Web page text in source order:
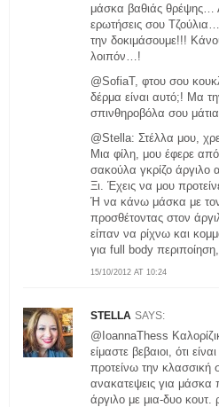
15/10/2012 AT 10:24
μάσκα βαθιάς θρέψης…
ερωτήσεις σου
την δοκιμάσουμε!!!
λοιπόν…!
@SofiaT, φτου σου
δέρμα είναι αυτό;! Μα
σπινθηροβόλα σου
@Stella: Στέλλα μου,
Μια φίλη, μου έφερε
σακούλα γκρίζο άργιλο
Ξι. Έχεις να μου
Ή να κάνω μάσκα με
προσθέτοντας στον
είπαν να ρίχνω και
για full body
STELLA SAYS:
@IoannaThess
είμαστε βεβαιοι, ότι
προτείνω την κλασσική
ανακατεψεις για μάσκα
άργιλο με μια-δυο κουτ.